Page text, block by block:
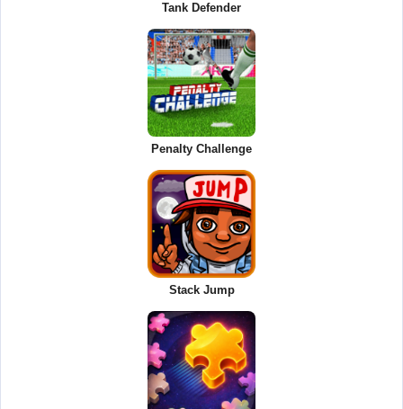
Tank Defender
Penalty Challenge
Stack Jump